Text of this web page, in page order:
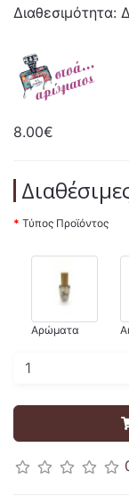
Διαθεσιμότητα:
8.00€
Τύπος Προϊόντος
Αρώματα